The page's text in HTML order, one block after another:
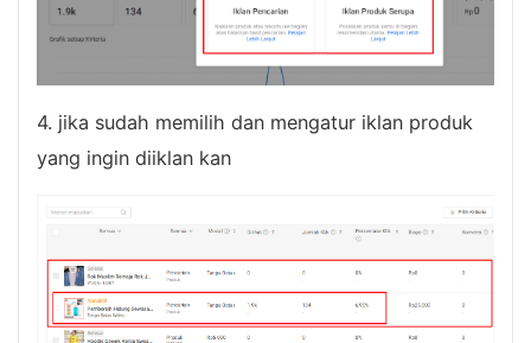
4. jika sudah memilih dan mengatur iklan produk
yang ingin diiklan kan